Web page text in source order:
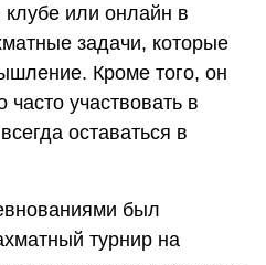
или онлайн в
задачи, которые
Кроме того, он
часто участвовать в
оставаться в
был
турнир на